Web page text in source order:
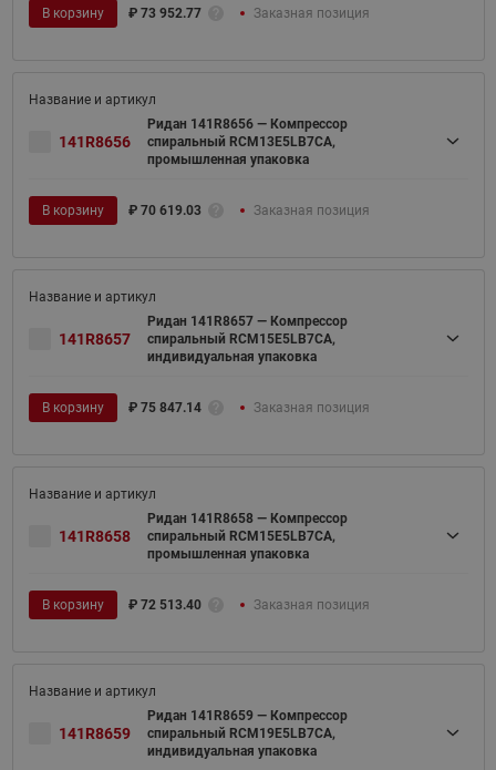
В корзину ₽ 73 952.77 Заказная позиция
141R8656
Ридан 141R8656 — Компрессор
спиральный RCM13E5LB7CA,
промышленная упаковка
В корзину ₽ 70 619.03 Заказная позиция
141R8657
Ридан 141R8657 — Компрессор
спиральный RCM15E5LB7CA,
индивидуальная упаковка
В корзину ₽ 75 847.14 Заказная позиция
141R8658
Ридан 141R8658 — Компрессор
спиральный RCM15E5LB7CA,
промышленная упаковка
В корзину ₽ 72 513.40 Заказная позиция
141R8659
Ридан 141R8659 — Компрессор
спиральный RCM19E5LB7CA,
индивидуальная упаковка